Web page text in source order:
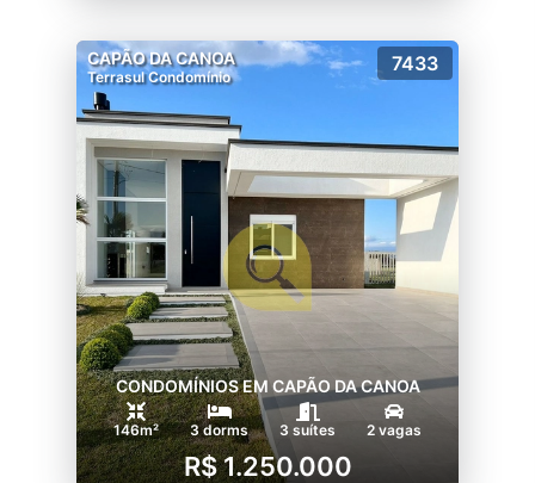
CAPÃO DA CANOA
Terrasul Condomínio
7433
CONDOMÍNIOS EM CAPÃO DA CANOA
146m² 3 dorms 3 suítes 2 vagas
R$ 1.250.000